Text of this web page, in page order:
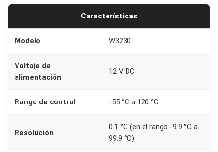
m
e
r
t
r
Características
Modelo W3230
Voltaje de
alimentación
12 V DC
Rango de control -55 °C a 120 °C
Resolución
0.1 °C (en el rango -9.9 °C a
99.9 °C)